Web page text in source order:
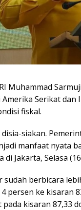
Muhammad
Serikat
fiskal.
siakan.
manfaat nyata
Jakarta, Selasa
berbicara
persen ke kisaran
kisaran 87,33